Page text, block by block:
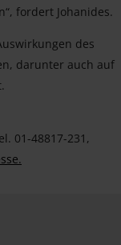
fordert Johanides.
des
darunter auch auf
01-48817-231,